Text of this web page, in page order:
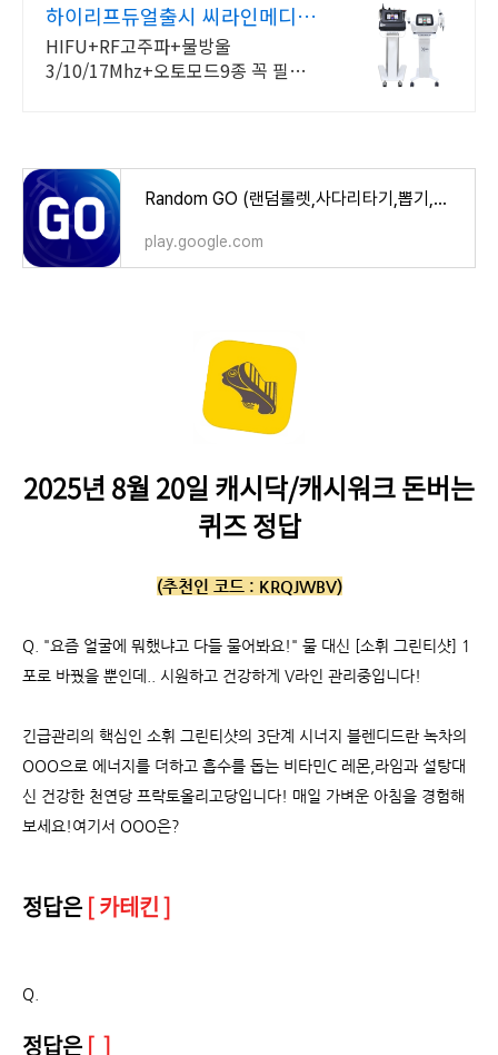
하이리프듀얼출시 씨라인메디랩
샵창업 전 가장 많이 찾는곳
HIFU+RF고주파+물방울
3/10/17Mhz+오토모드9종 꼭 필요
Random GO (랜덤룰렛,사다리타기,뽑기,복불복) - Google Play 앱
play.google.com
2025년 8월 20일 캐시닥/캐시워크 돈버는
퀴즈 정답
(추천인 코드 : KRQJWBV)
Q. "요즘 얼굴에 뭐했냐고 다들 물어봐요!" 물 대신 [소휘 그린티샷] 1
포로 바꿨을 뿐인데.. 시원하고 건강하게 V라인 관리중입니다!
긴급관리의 핵심인 소휘 그린티샷의 3단계 시너지 블렌디드란 녹차의
OOO으로 에너지를 더하고 흡수를 돕는 비타민C 레몬,라임과 설탕대
신 건강한 천연당 프락토올리고당입니다! 매일 가벼운 아침을 경험해
보세요!여기서 OOO은?
정답은 [ 카테킨 ]
Q.
정답은 [ ]